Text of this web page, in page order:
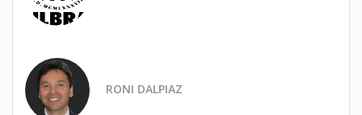
RONI DALPIAZ